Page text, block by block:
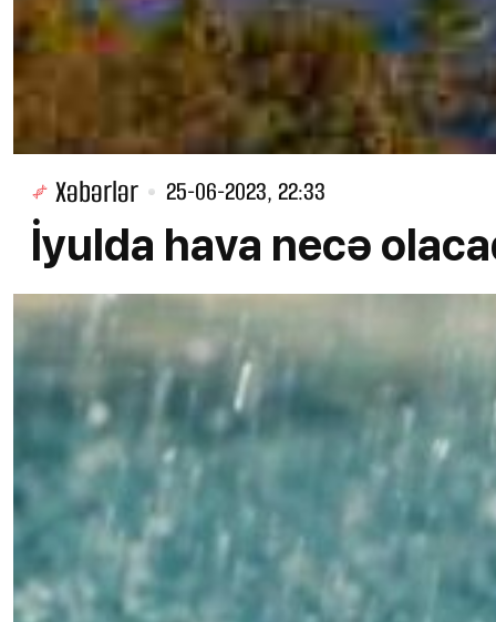
Xəbərlər 25-06-2023, 22:33
İyulda hava necə